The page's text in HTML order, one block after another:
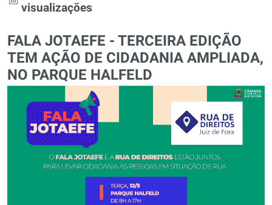
visualizações
FALA JOTAEFE - TERCEIRA EDIÇÃO
TEM AÇÃO DE CIDADANIA AMPLIADA,
NO PARQUE HALFELD